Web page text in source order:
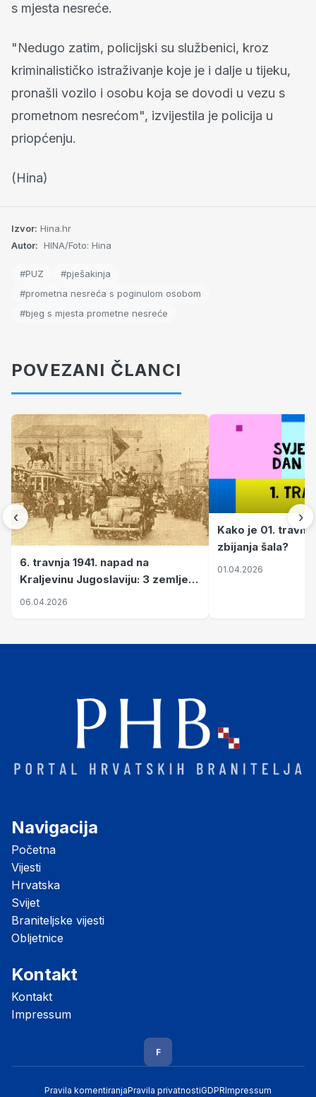
s mjesta nesreće.
"Nedugo zatim, policijski su službenici, kroz
kriminalističko istraživanje koje je i dalje u tijeku,
pronašli vozilo i osobu koja se dovodi u vezu s
prometnom nesrećom", izvijestila je policija u
priopćenju.
(Hina)
Izvor: Hina.hr
Autor: HINA/Foto: Hina
#PUZ
#pješakinja
#prometna nesreća s poginulom osobom
#bjeg s mjesta prometne nesreće
POVEZANI ČLANCI
‹
6. travnja 1941. napad na
Kraljevinu Jugoslaviju: 3 zemlje
nastale njenim raspadom
06.04.2026
Kako je 01.
zbijanja šala?
01.04.2026
›
Navigacija
Početna
Vijesti
Hrvatska
Svijet
Braniteljske vijesti
Obljetnice
Kontakt
Kontakt
Impressum
F
Pravila komentiranjaPravila privatnostiGDPRImpressum